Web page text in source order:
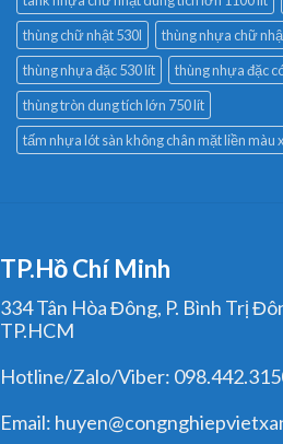
thùng chữ nhật 530l
thùng nhựa chữ
thùng nhựa đặc 530 lít
thùng nhựa đặc
thùng tròn dung tích lớn 750 lít
tấm nhựa lót sàn không chân mặt liền
TP.Hồ Chí Minh
334 Tân Hòa Đông, P. Bình Trị
TP.HCM
Hotline/Zalo/Viber:
Email: